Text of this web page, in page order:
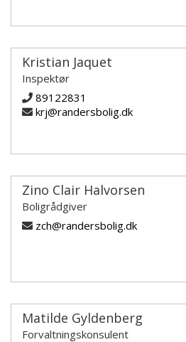
Kristian Jaquet
Inspektør
89122831
krj@randersbolig.dk
Zino Clair Halvorsen
Boligrådgiver
zch@randersbolig.dk
Matilde Gyldenberg
Forvaltningskonsulent